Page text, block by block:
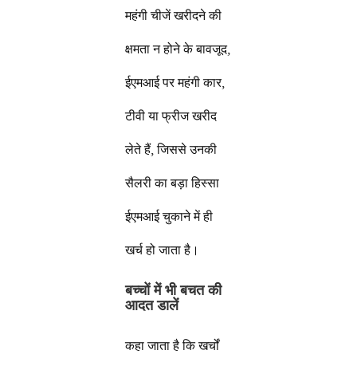
महंगी चीजें खरीदने की
क्षमता न होने के बावजूद,
ईएमआई पर महंगी कार,
टीवी या फ्रीज खरीद
लेते हैं, जिससे उनकी
सैलरी का बड़ा हिस्सा
ईएमआई चुकाने में ही
खर्च हो जाता है।
बच्चों में भी बचत की
आदत डालें
कहा जाता है कि खर्चों